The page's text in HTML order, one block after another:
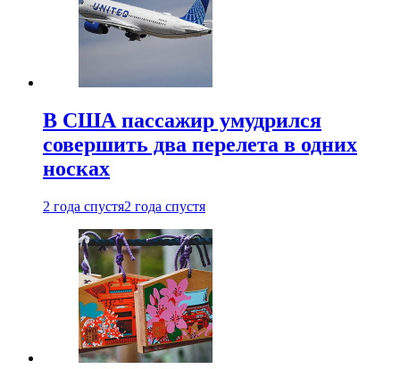
В США пассажир умудрился
совершить два перелета в одних
носках
2 года спустя2 года спустя